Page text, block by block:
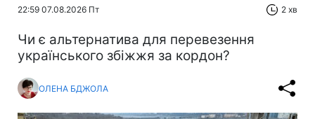
22:59 07.08.2026 Пт 2 хв
Чи є альтернатива для перевезення
українського збіжжя за кордон?
ОЛЕНА БДЖОЛА